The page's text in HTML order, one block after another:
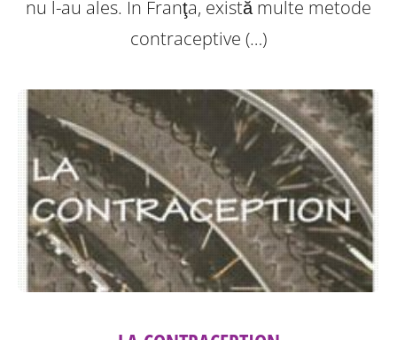
nu l-au ales. În Franţa, există multe metode
contraceptive (…)